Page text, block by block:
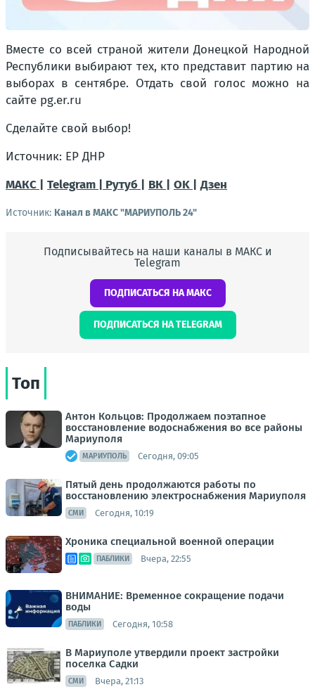
Вместе со всей страной жители Донецкой Народной
Республики выбирают тех, кто представит партию на
выборах в сентябре. Отдать свой голос можно на
сайте pg.er.ru
Сделайте свой выбор!
Источник: ЕР ДНР
МАКС |
Telegram | Рутуб | ВК | OK | Дзен
Источник: Канал в МАКС "МАРИУПОЛЬ 24"
Подписывайтесь на наши каналы в МАКС и
Telegram
ПОДПИСАТЬСЯ НА МАКС
ПОДПИСАТЬСЯ НА TELEGRAM
Топ
Антон Кольцов: Продолжаем поэтапное
восстановление водоснабжения во все районы
Мариуполя
МАРИУПОЛЬ Сегодня, 09:05
Пятый день продолжаются работы по
восстановлению электроснабжения Мариуполя
СМИ Сегодня, 10:19
Хроника специальной военной операции
ПАБЛИКИ Вчера, 22:55
ВНИМАНИЕ: Временное сокращение подачи
воды
ПАБЛИКИ Сегодня, 10:58
В Мариуполе утвердили проект застройки
поселка Садки
СМИ Вчера, 21:13